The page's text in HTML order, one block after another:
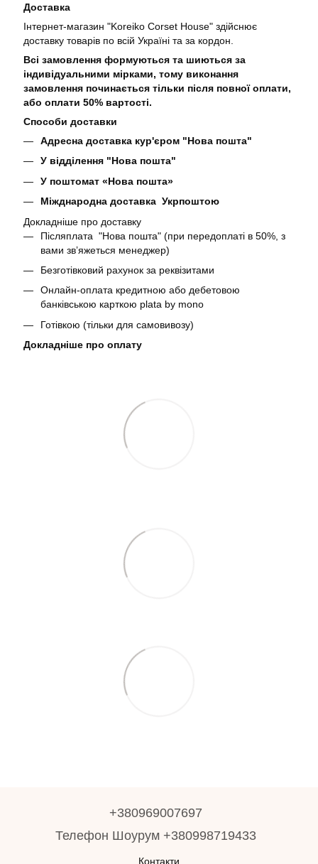
Доставка
Інтернет-магазин "Koreiko Corset House" здійснює
доставку товарів по всій Україні та за кордон.
Всі замовлення формуються та шиються за
індивідуальними мірками, тому виконання
замовлення починається тільки після повної оплати,
або оплати 50% вартості.
Способи доставки
Адресна доставка кур'єром "Нова пошта"
У відділення "Нова пошта"
У поштомат «Нова пошта»
Міжднародна доставка Укрпоштою
Докладніше про доставку
Післяплата "Нова пошта" (при передоплаті в 50%, з
вами звʼяжеться менеджер)
Безготівковий рахунок за реквізитами
Онлайн-оплата кредитною або дебетовою
банківською карткою plata by mono
Готівкою (тільки для самовивозу)
Докладніше про оплату
+380969007697
Телефон Шоурум +380998719433
Контакти